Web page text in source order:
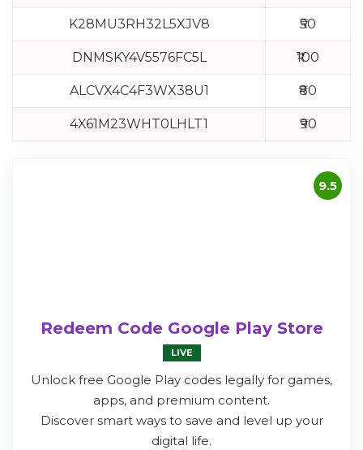
K28MU3RH32L5XJV8 ₹50
DNMSKY4V5576FC5L ₹100
ALCVX4C4F3WX38U1 ₹80
4X61M23WHT0LHLT1 ₹90
9.5
Redeem Code Google Play Store
LIVE
Unlock free Google Play codes legally for games,
apps, and premium content.
Discover smart ways to save and level up your
digital life.